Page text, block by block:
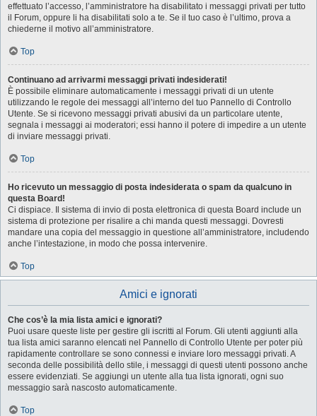
effettuato l’accesso, l’amministratore ha disabilitato i messaggi privati per tutto
il Forum, oppure li ha disabilitati solo a te. Se il tuo caso è l’ultimo, prova a
chiederne il motivo all’amministratore.
Top
Continuano ad arrivarmi messaggi privati indesiderati!
È possibile eliminare automaticamente i messaggi privati ​​di un utente
utilizzando le regole dei messaggi all’interno del tuo Pannello di Controllo
Utente. Se si ricevono messaggi privati ​​abusivi da un particolare utente,
segnala i messaggi ai moderatori; essi hanno il potere di impedire a un utente
di inviare messaggi privati​​.
Top
Ho ricevuto un messaggio di posta indesiderata o spam da qualcuno in
questa Board!
Ci dispiace. Il sistema di invio di posta elettronica di questa Board include un
sistema di protezione per risalire a chi manda questi messaggi. Dovresti
mandare una copia del messaggio in questione all’amministratore, includendo
anche l’intestazione, in modo che possa intervenire.
Top
Amici e ignorati
Che cos’è la mia lista amici e ignorati?
Puoi usare queste liste per gestire gli iscritti al Forum. Gli utenti aggiunti alla
tua lista amici saranno elencati nel Pannello di Controllo Utente per poter più
rapidamente controllare se sono connessi e inviare loro messaggi privati. A
seconda delle possibilità dello stile, i messaggi di questi utenti possono anche
essere evidenziati. Se aggiungi un utente alla tua lista ignorati, ogni suo
messaggio sarà nascosto automaticamente.
Top